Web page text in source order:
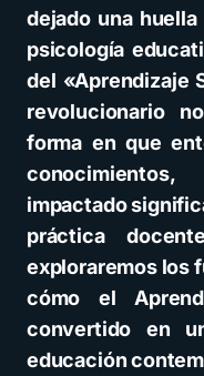
dejado una
psicología
del «Aprendizaje
revolucionario
forma en que
impactado
práctica
exploraremos los
cómo el
convertido en
educación